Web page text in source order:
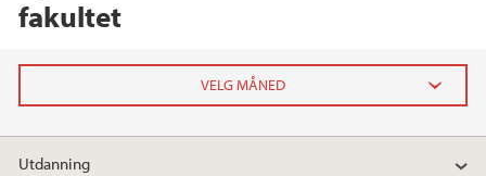
fakultet
2026
Utdanning